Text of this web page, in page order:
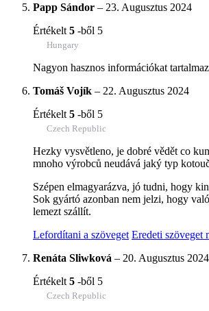
Papp Sándor – 23. Augusztus 2024
Értékelt 5 -ből 5
Hungary
Nagyon hasznos információkat
Tomáš Vojík – 22. Augusztus 2024
Értékelt 5 -ből 5
Czech Republic
Hezky vysvětleno, je dobré vědět co
mnoho výrobců neudává jaký typ
Szépen elmagyarázva, jó tudni, hogy
Sok gyártó azonban nem jelzi, hogy
lemezt szállít.
Lefordítani a szöveget Eredeti szöveget
Renáta Sliwková – 20. Augusztus 2024
Értékelt 5 -ből 5
Czech Republic